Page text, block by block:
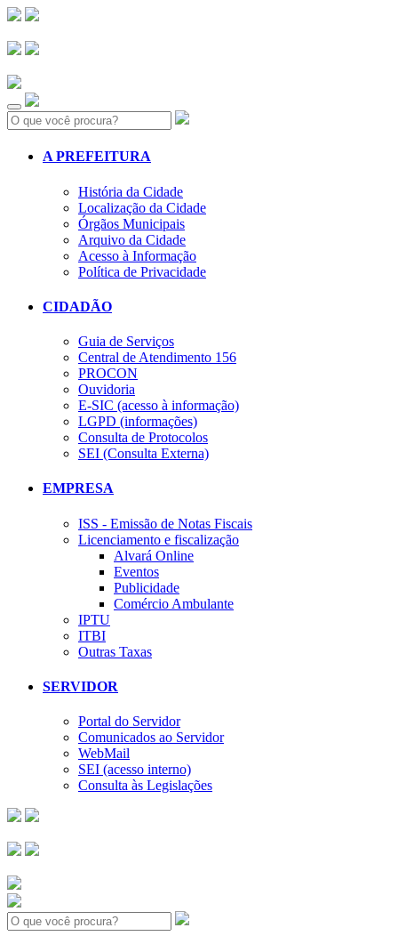
Search:
A PREFEITURA
História da Cidade
Localização da Cidade
Órgãos Municipais
Arquivo da Cidade
Acesso à Informação
Política de Privacidade
CIDADÃO
Guia de Serviços
Central de Atendimento 156
PROCON
Ouvidoria
E-SIC (acesso à informação)
LGPD (informações)
Consulta de Protocolos
SEI (Consulta Externa)
EMPRESA
ISS - Emissão de Notas Fiscais
Licenciamento e fiscalização
Alvará Online
Eventos
Publicidade
Comércio Ambulante
IPTU
ITBI
Outras Taxas
SERVIDOR
Portal do Servidor
Comunicados ao Servidor
WebMail
SEI (acesso interno)
Consulta às Legislações
Search: